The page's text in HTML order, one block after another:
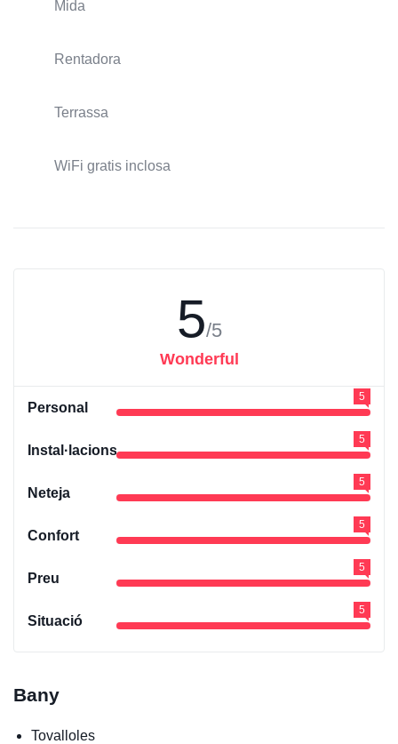
Mida
Rentadora
Terrassa
WiFi gratis inclosa
5/5
Wonderful
Personal
5
Instal·lacions
5
Neteja
5
Confort
5
Preu
5
Situació
5
Bany
Tovalloles